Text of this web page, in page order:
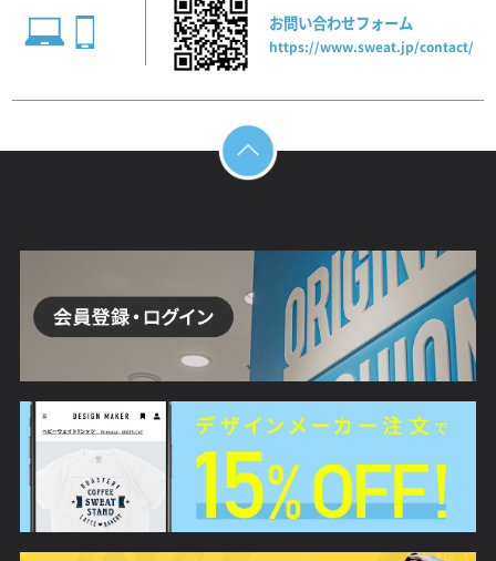
お問い合わせフォーム
https://www.sweat.jp/contact/